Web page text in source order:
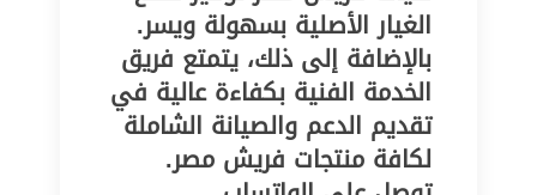
الغيار الأصلية بسهولة ويسر.
بالإضافة إلى ذلك، يتمتع فريق
الخدمة الفنية بكفاءة عالية في
تقديم الدعم والصيانة الشاملة
لكافة منتجات فريش مصر.